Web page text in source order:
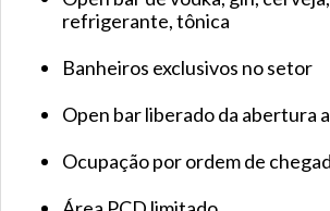
refrigerante, tônica
Banheiros exclusivos no setor
Open bar liberado da abertura
Ocupação por ordem de